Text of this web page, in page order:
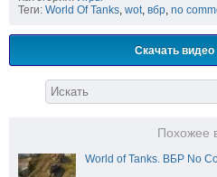
Теги: World Of Tanks, wot, вбр, no
Скачать
Похожее
World of Tanks. ВБР No